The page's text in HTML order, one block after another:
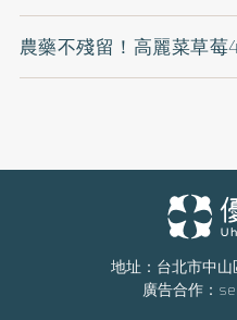
農藥不殘留！高麗菜草
地址：台北市中
廣告合作：